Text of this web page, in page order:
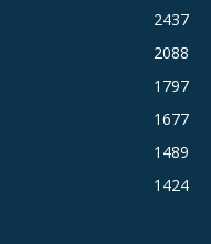
2437
2088
1797
1677
1489
1424